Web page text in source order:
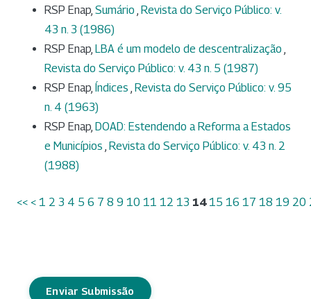
RSP Enap, Sumário Revista do Serviço Público: v.
43 n. 3 (1986)
RSP Enap, LBA é um modelo de descentralização
Revista do Serviço Público: v. 43 n. 5 (1987)
RSP Enap, Índices Revista do Serviço Público: v. 95
n. 4 (1963)
RSP Enap, DOAD: Estendendo a Reforma a Estados
e Municípios Revista do Serviço Público: v. 43 n. 2
(1988)
<< < 1 2 3 4 5 6 7 8 9 10 11 12 13 14 15 16 17 18 19 20
Enviar Submissão